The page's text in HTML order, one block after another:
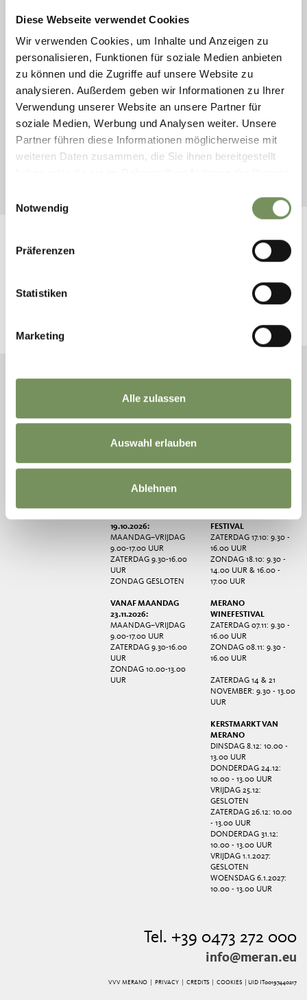
Diese Webseite verwendet Cookies
Wir verwenden Cookies, um Inhalte und Anzeigen zu
personalisieren, Funktionen für soziale Medien anbieten
zu können und die Zugriffe auf unsere Website zu
analysieren. Außerdem geben wir Informationen zu Ihrer
Verwendung unserer Website an unsere Partner für
soziale Medien, Werbung und Analysen weiter. Unsere
Partner führen diese Informationen möglicherweise mit
weiteren Daten zusammen, die Sie ihnen bereitgestellt
Notwendig
Präferenzen
Statistiken
Marketing
Alle zulassen
Auswahl erlauben
Ablehnen
Theater/Voorstellingen
Cursussen/Scholing
Volksfeesten/Festivals
Wandelingen/Uitstapjes
Rondleidingen/Bezichtigingen
Exposities/Kunst
Familie
BLIJF OP DE HOOGTE MET ONS
39012 MERANO
TEL.+39 0473 272 000
MAANDAG-VRIJDAG
ZATERDAG 9.30-16.00
ZONDAG GESLOTEN
19.10.2026:
MAANDAG–VRIJDAG
9.00-17.00 UUR
ZATERDAG 9.30-16.00
UUR
ZONDAG GESLOTEN
VANAF MAANDAG
23.11.2026:
MAANDAG–VRIJDAG
9.00-17.00 UUR
ZATERDAG 9.30-16.00
UUR
ZONDAG 10.00-13.00
UUR
TENHEMELOPNEMING
FESTIVAL
ZATERDAG 17.10: 9.30 -
16.00 UUR
ZONDAG 18.10: 9.30 -
14.00 UUR & 16.00 -
17.00 UUR
MERANO
WINEFESTIVAL
ZATERDAG 07.11: 9.30 -
16.00 UUR
ZONDAG 08.11: 9.30 -
16.00 UUR
ZATERDAG 14 & 21
NOVEMBER: 9.30 - 13.00
UUR
KERSTMARKT VAN
MERANO
DINSDAG 8.12: 10.00 -
13.00 UUR
DONDERDAG 24.12:
10.00 - 13.00 UUR
VRIJDAG 25.12:
GESLOTEN
ZATERDAG 26.12: 10.00
- 13.00 UUR
DONDERDAG 31.12:
10.00 - 13.00 UUR
VRIJDAG 1.1.2027:
GESLOTEN
WOENSDAG 6.1.2027:
10.00 - 13.00 UUR
Tel. +39 0473 272 000
info@meran.eu
VVV MERANO | PRIVACY| CREDITS| COOKIES | UID IT00197440217